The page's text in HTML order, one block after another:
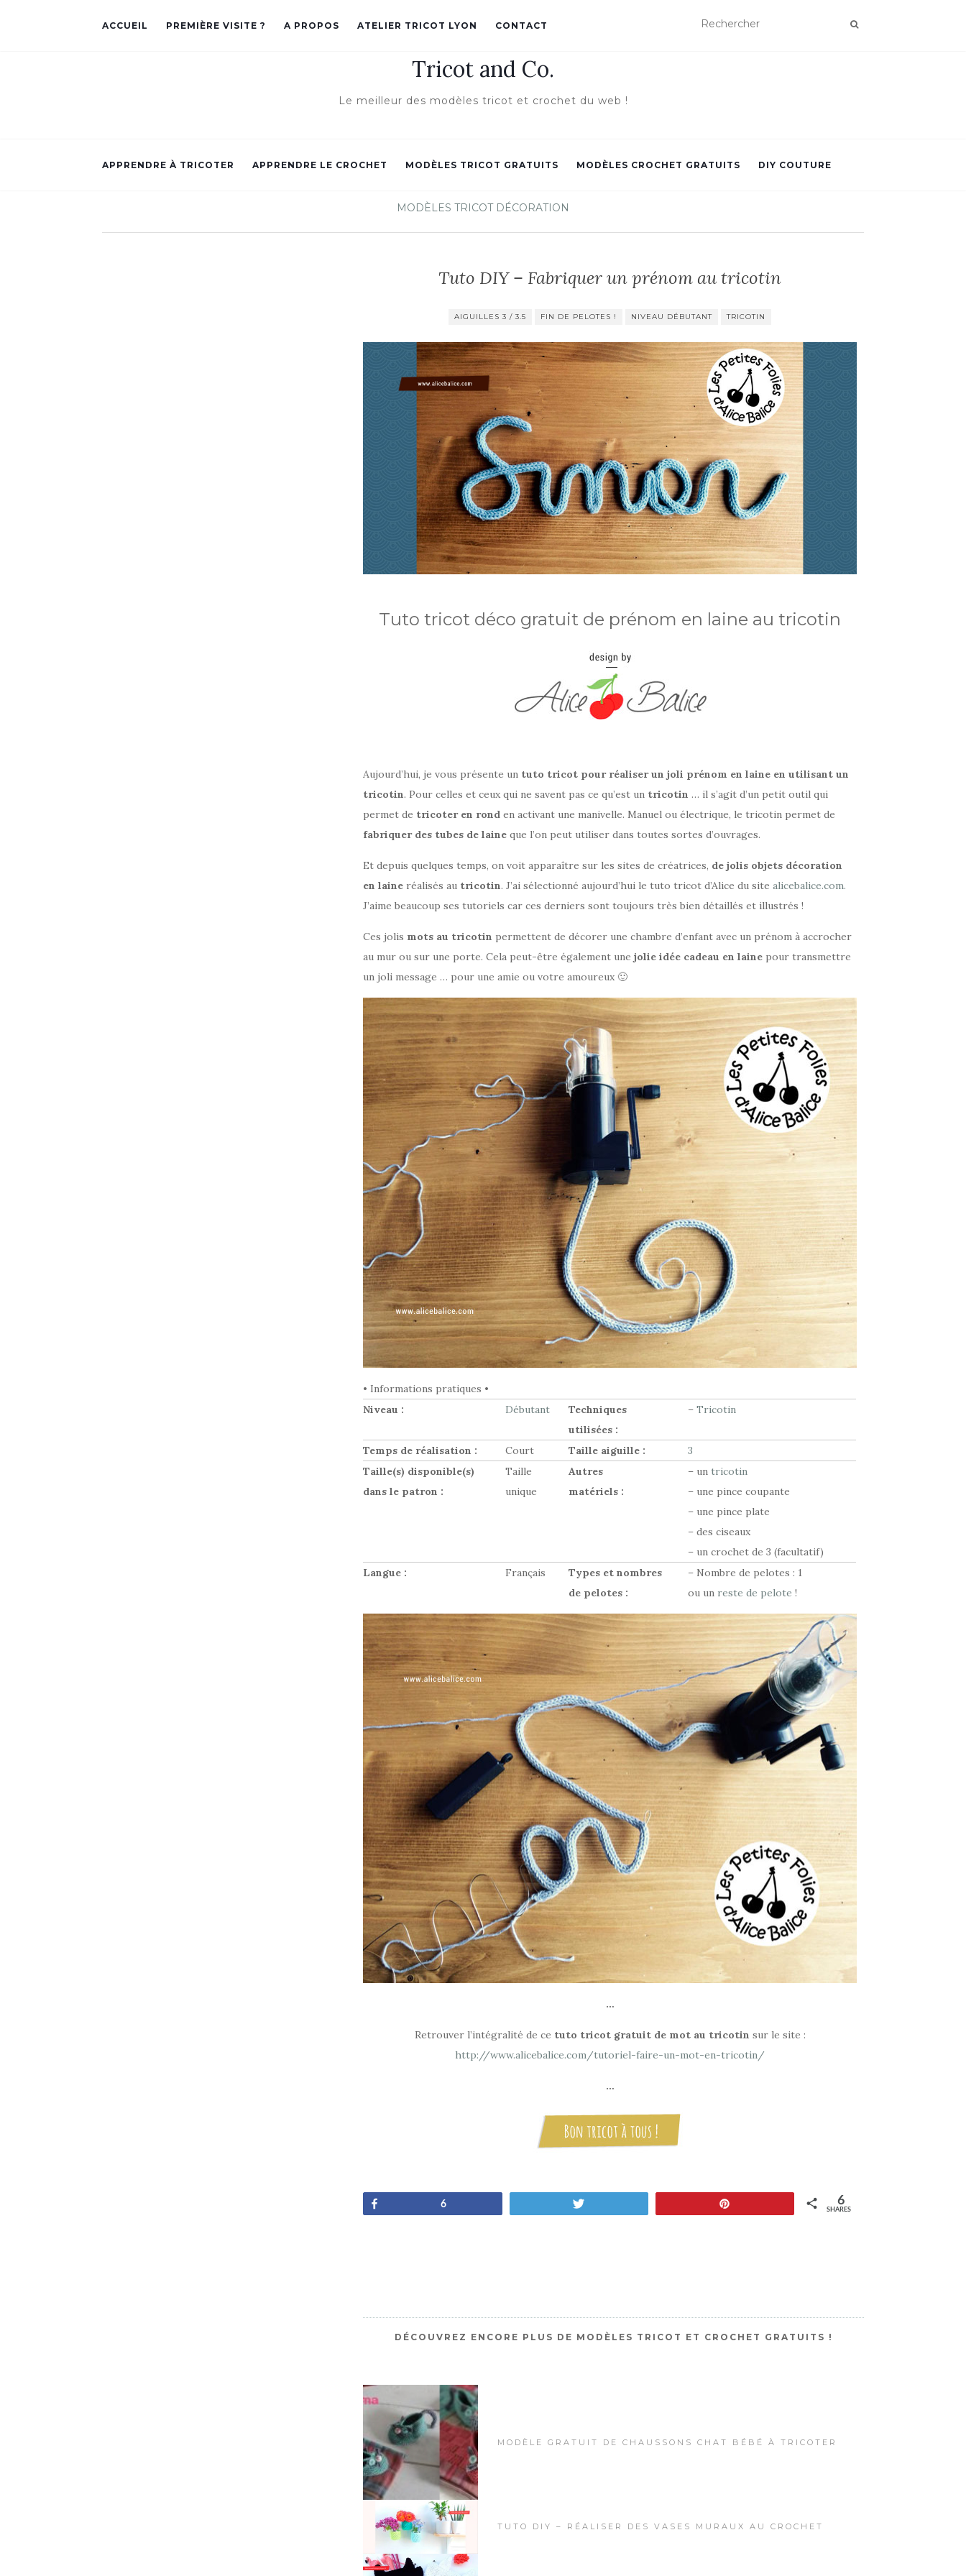
ACCUEIL PREMIÈRE VISITE ? A PROPOS ATELIER TRICOT LYON CONTACT
Tricot and Co.
Le meilleur des modèles tricot et crochet du web !
APPRENDRE À TRICOTER APPRENDRE LE CROCHET MODÈLES TRICOT GRATUITS MODÈLES CROCHET GRATUITS DIY COUTURE
MODÈLES TRICOT DÉCORATION
Tuto DIY – Fabriquer un prénom au tricotin
AIGUILLES 3 / 3.5 FIN DE PELOTES ! NIVEAU DÉBUTANT TRICOTIN
Tuto tricot déco gratuit de prénom en laine au tricotin
Aujourd’hui, je vous présente un tuto tricot pour réaliser un joli prénom en laine en utilisant un
tricotin. Pour celles et ceux qui ne savent pas ce qu’est un tricotin … il s’agit d’un petit outil qui
permet de tricoter en rond en activant une manivelle. Manuel ou électrique, le tricotin permet de
fabriquer des tubes de laine que l’on peut utiliser dans toutes sortes d’ouvrages.
Et depuis quelques temps, on voit apparaître sur les sites de créatrices, de jolis objets décoration
en laine réalisés au tricotin. J’ai sélectionné aujourd’hui le tuto tricot d’Alice du sitealicebalice.com.
J’aime beaucoup ses tutoriels car ces derniers sont toujours très bien détaillés et illustrés !
Ces jolis mots au tricotin permettent de décorer une chambre d’enfant avec un prénom à accrocher
au mur ou sur une porte. Cela peut-être également unejolie idée cadeau en laine pour transmettre
un joli message … pour une amie ou votre amoureux 🙂
• Informations pratiques •
Niveau :
Débutant
Techniques
utilisées :
–Tricotin
Temps de réalisation : Court Taille aiguille :
3
Taille(s) disponible(s)
dans le patron :
Taille
unique
Autres
matériels :
– untricotin
– une pince coupante
– une pince plate
– des ciseaux
– un crochet de 3 (facultatif)
Langue :
Français
Types et nombres
de pelotes :
– Nombre de pelotes : 1
ou un reste de pelote !
…
Retrouver l’intégralité de ce tuto tricot gratuit de mot au tricotin sur le site :
http://www.alicebalice.com/tutoriel-faire-un-mot-en-tricotin/
…
6
SHARES
6
DÉCOUVREZ ENCORE PLUS DE MODÈLES TRICOT ET CROCHET GRATUITS !
MODÈLE GRATUIT DE CHAUSSONS CHAT BÉBÉ À TRICOTER
TUTO DIY – RÉALISER DES VASES MURAUX AU CROCHET